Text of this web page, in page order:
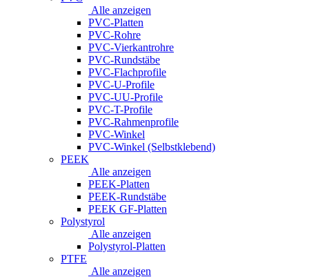
Alle anzeigen
PVC-Platten
PVC-Rohre
PVC-Vierkantrohre
PVC-Rundstäbe
PVC-Flachprofile
PVC-U-Profile
PVC-UU-Profile
PVC-T-Profile
PVC-Rahmenprofile
PVC-Winkel
PVC-Winkel (Selbstklebend)
PEEK
Alle anzeigen
PEEK-Platten
PEEK-Rundstäbe
PEEK GF-Platten
Polystyrol
Alle anzeigen
Polystyrol-Platten
PTFE
Alle anzeigen